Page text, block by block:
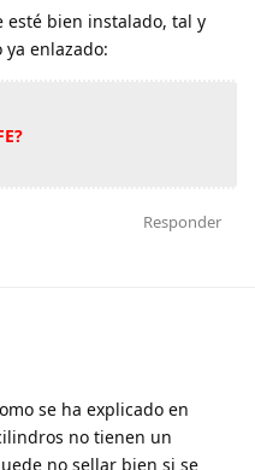
bien instalado, tal y
enlazado:
Responder
se ha explicado en
no tienen un
no sellar bien si se